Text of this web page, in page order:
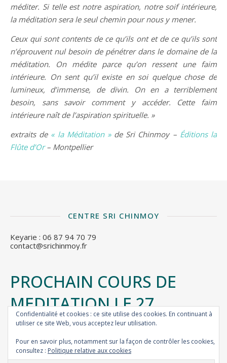
méditer. Si telle est notre aspiration, notre soif intérieure,
la méditation sera le seul chemin pour nous y mener.
Ceux qui sont contents de ce qu’ils ont et de ce qu’ils sont
n’éprouvent nul besoin de pénétrer dans le domaine de la
méditation. On médite parce qu’on ressent une faim
intérieure. On sent qu’il existe en soi quelque chose de
lumineux, d’immense, de divin. On en a terriblement
besoin, sans savoir comment y accéder. Cette faim
intérieure naît de l’aspiration spirituelle. »
extraits de « la Méditation »de Sri Chinmoy – Éditions la
Flûte d’Or– Montpellier
CENTRE SRI CHINMOY
Keyarie : 06 87 94 70 79
contact@srichinmoy.fr
PROCHAIN COURS DE
MEDITATION LE 27
SEPTEMBRE
Confidentialité et cookies : ce site utilise des cookies. En continuant à
utiliser ce site Web, vous acceptez leur utilisation.
Pour en savoir plus, notamment sur la façon de contrôler les cookies,
consultez : Politique relative aux cookies